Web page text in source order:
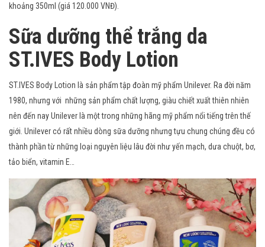
khoảng 350ml (giá 120.000 VNĐ).
Sữa dưỡng thể trắng da
ST.IVES Body Lotion
ST.IVES Body Lotion là sản phẩm tập đoàn mỹ phẩm Unilever. Ra đời năm
1980, nhưng với những sản phẩm chất lượng, giàu chiết xuất thiên nhiên
nên đến nay Unilever là một trong những hãng mỹ phẩm nổi tiếng trên thế
giới. Unilever có rất nhiều dòng sữa dưỡng nhưng tựu chung chúng đều có
thành phần từ những loại nguyên liệu lâu đời như yến mạch, dưa chuột, bơ,
tảo biển, vitamin E…